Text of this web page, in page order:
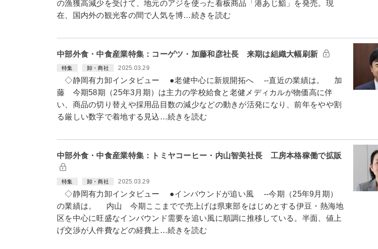
の漁獲高減少を受けて、地元のアジを使った看板商品「港あじ鮨」を発売。現
在、国内外の観光客の間で人気を博…続きを読む
中部外食・中食産業特集：コーゲツ・加藤和彦社長 来期は組織大幅刷新
特集 卸・商社 2025.03.29
◇静岡有力卸インタビュー ●老健中心に新規開拓へ --直近の業績は。 加
藤 今期58期（25年3月期）は主力の学校給食と老健メディカルが物価高に伴
い、商品の切り替えや採用品目数の減少などの動きが活発になり、前年をやや割
る厳しい数字で着地する見込…続きを読む
中部外食・中食産業特集：トミヤコーヒー・内山智美社長 工房本格稼働で拡販
特集 卸・商社 2025.03.29
◇静岡有力卸インタビュー ●インバウンドが追い風 --今期（25年9月期）
の業績は。 内山 今期ここまでで売上げは県東部をはじめとする伊豆・熱海地
区を中心に旺盛なインバウンド需要を追い風に順調に推移している。半面、値上
げ交渉が人件費などの経費上…続きを読む